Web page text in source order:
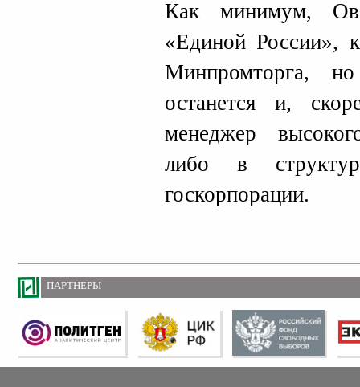
Как минимум,
«Единой России»,
Минпромторга,
останется и,
менеджер
либо в
госкорпорации.
ПАРТНЕРЫ